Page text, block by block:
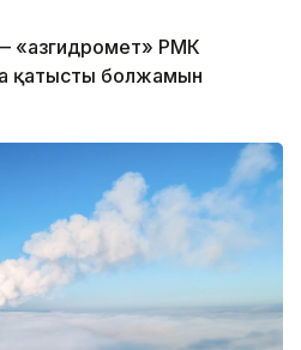
«Қазгидромет» РМК
қатысты болжамын